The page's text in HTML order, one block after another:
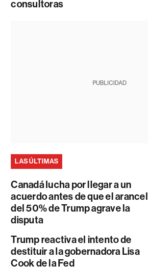
consultoras
PUBLICIDAD
LAS ÚLTIMAS
Canadá lucha por llegar a un
acuerdo antes de que el arancel
del 50% de Trump agrave la
disputa
Trump reactiva el intento de
destituir a la gobernadora Lisa
Cook de la Fed